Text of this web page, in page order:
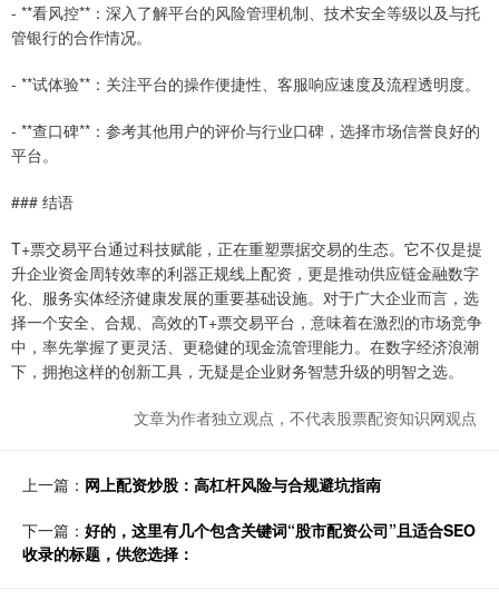
- **看风控**：深入了解平台的风险管理机制、技术安全等级以及与托
管银行的合作情况。
- **试体验**：关注平台的操作便捷性、客服响应速度及流程透明度。
- **查口碑**：参考其他用户的评价与行业口碑，选择市场信誉良好的
平台。
### 结语
T+票交易平台通过科技赋能，正在重塑票据交易的生态。它不仅是提
升企业资金周转效率的利器正规线上配资，更是推动供应链金融数字
化、服务实体经济健康发展的重要基础设施。对于广大企业而言，选
择一个安全、合规、高效的T+票交易平台，意味着在激烈的市场竞争
中，率先掌握了更灵活、更稳健的现金流管理能力。在数字经济浪潮
下，拥抱这样的创新工具，无疑是企业财务智慧升级的明智之选。
文章为作者独立观点，不代表股票配资知识网观点
上一篇： 网上配资炒股：高杠杆风险与合规避坑指南
下一篇： 好的，这里有几个包含关键词“股市配资公司”且适合SEO
收录的标题，供您选择：